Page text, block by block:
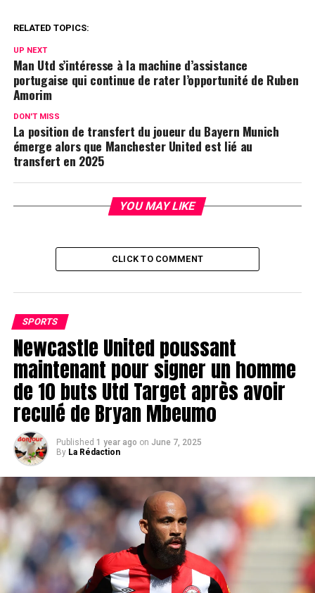
RELATED TOPICS:
UP NEXT
Man Utd s’intéresse à la machine d’assistance
portugaise qui continue de rater l’opportunité de Ruben
Amorim
DON'T MISS
La position de transfert du joueur du Bayern Munich
émerge alors que Manchester United est lié au
transfert en 2025
YOU MAY LIKE
CLICK TO COMMENT
SPORTS
Newcastle United poussant
maintenant pour signer un homme
de 10 buts Utd Target après avoir
reculé de Bryan Mbeumo
Published 1 year ago on June 7, 2025
By La Rédaction